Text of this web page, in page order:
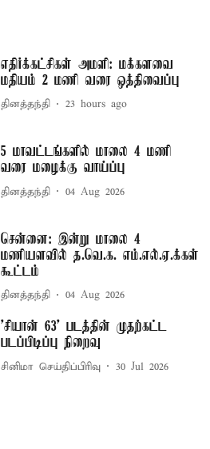
எதிர்க்கட்சிகள் அமளி: மக்களவை
மதியம் 2 மணி வரை ஒத்திவைப்பு
தினத்தந்தி 23 hours ago
5 மாவட்டங்களில் மாலை 4 மணி
வரை மழைக்கு வாய்ப்பு
தினத்தந்தி 04 Aug 2026
சென்னை: இன்று மாலை 4
மணியளவில் த.வெ.க. எம்.எல்.ஏ.க்கள்
கூட்டம்
தினத்தந்தி 04 Aug 2026
'சியான் 63' படத்தின் முதற்கட்ட
படப்பிடிப்பு நிறைவு
சினிமா செய்திப்பிரிவு 30 Jul 2026